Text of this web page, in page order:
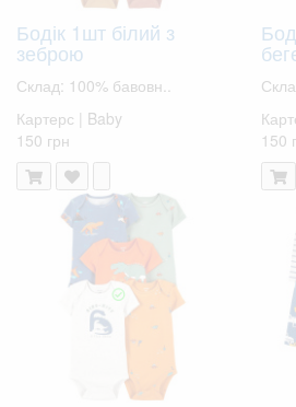
Бодік 1шт білий з
зеброю
Склад: 100% бавовн..
Картерс | Baby
150 грн
150